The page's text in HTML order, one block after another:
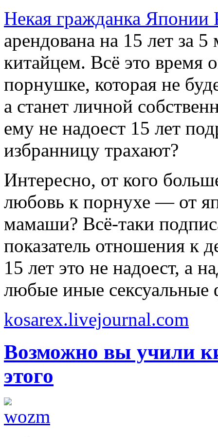
Некая гражданка Японии
арендована на 15 лет за
китайцем. Всё это время
порнушке, которая не
а станет личной
ему не надоест 15 лет
избранницу трахают?
Интересно, от кого
любовь к порнухе — от
мамаши? Всё-таки
показатель отношения к
15 лет это не надоест, а
любые иные сексуальные
kosarex.livejournal.com
Возможно вы учили
этого